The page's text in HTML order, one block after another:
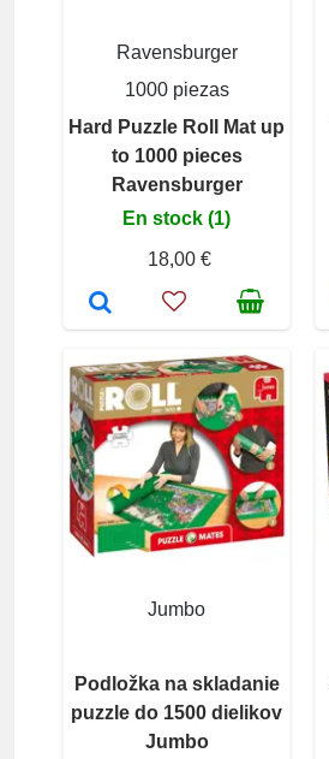
Ravensburger
1000 piezas
Hard Puzzle Roll Mat up
to 1000 pieces
Ravensburger
En stock (1)
18,00 €
Jumbo
Podložka na skladanie
puzzle do 1500 dielikov
Jumbo